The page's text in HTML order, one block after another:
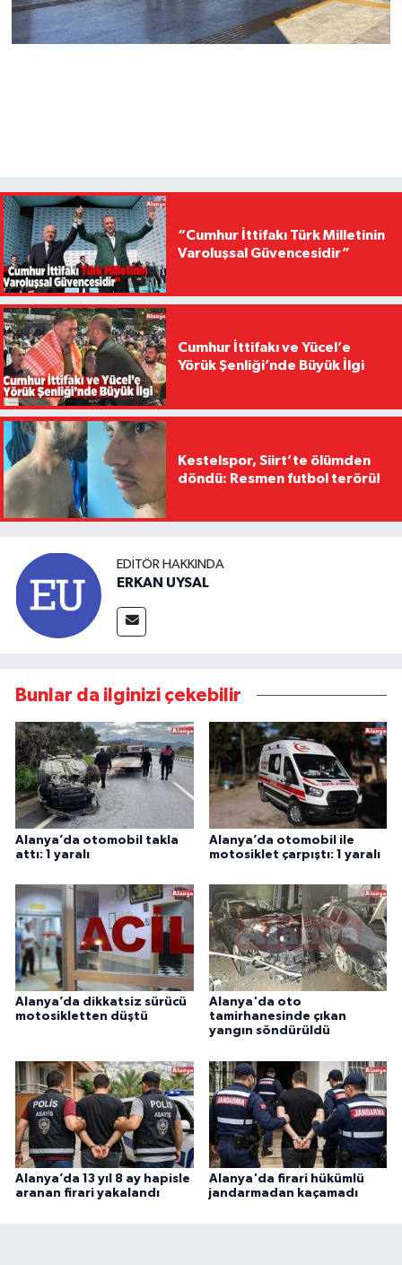
“Cumhur İttifakı Türk Milletinin
Varoluşsal Güvencesidir”
Cumhur İttifakı ve Yücel’e
Yörük Şenliği’nde Büyük İlgi
Kestelspor, Siirt’te ölümden
döndü: Resmen futbol terörü!
EDITÖR HAKKINDA
ERKAN UYSAL
Bunlar da ilginizi çekebilir
Alanya’da otomobil takla
attı: 1 yaralı
Alanya’da otomobil ile
motosiklet çarpıştı: 1 yaralı
Alanya’da dikkatsiz sürücü
motosikletten düştü
Alanya'da oto
tamirhanesinde çıkan
yangın söndürüldü
Alanya’da 13 yıl 8 ay hapisle
aranan firari yakalandı
Alanya'da firari hükümlü
jandarmadan kaçamadı